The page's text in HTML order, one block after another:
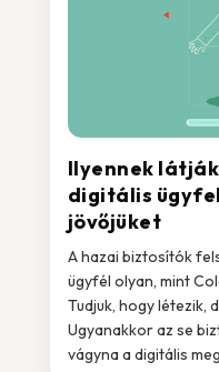
Ilyennek
digitális
jövőjüket
A hazai biztosítók
ügyfél olyan, mint
Tudjuk, hogy létezik,
Ugyanakkor az se
vágyna a digitális